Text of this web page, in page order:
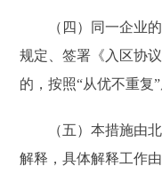
（四）同一企业
规定、签署《入区协
的，按照“从优不重复
（五）本措施由
解释，具体解释工作